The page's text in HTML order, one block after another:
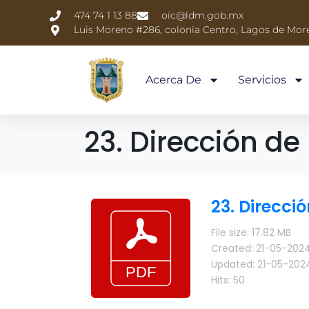
474 74 1 13 88
oic@ldm.gob.mx
Luis Moreno #286, colonia Centro, Lagos de
Acerca De Servicios
23. Dirección de
23.
File size: 17.82 MB
Created: 21-05-
Updated: 21-05-
Hits: 50